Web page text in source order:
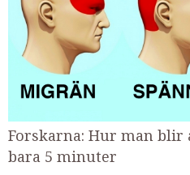
Forskarna: Hur man blir
bara 5 minuter